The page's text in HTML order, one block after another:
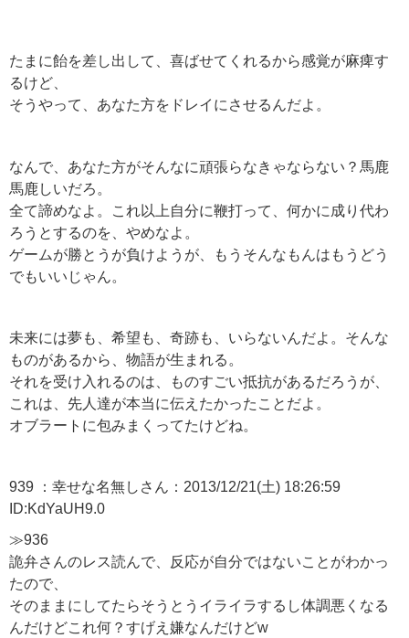
たまに飴を差し出して、喜ばせてくれるから感覚が麻痺す
るけど、
そうやって、あなた方をドレイにさせるんだよ。
なんで、あなた方がそんなに頑張らなきゃならない？馬鹿
馬鹿しいだろ。
全て諦めなよ。これ以上自分に鞭打って、何かに成り代わ
ろうとするのを、やめなよ。
ゲームが勝とうが負けようが、もうそんなもんはもうどう
でもいいじゃん。
未来には夢も、希望も、奇跡も、いらないんだよ。そんな
ものがあるから、物語が生まれる。
それを受け入れるのは、ものすごい抵抗があるだろうが、
これは、先人達が本当に伝えたかったことだよ。
オブラートに包みまくってたけどね。
939 ：幸せな名無しさん：2013/12/21(土) 18:26:59
ID:KdYaUH9.0
≫936
詭弁さんのレス読んで、反応が自分ではないことがわかっ
たので、
そのままにしてたらそうとうイライラするし体調悪くなる
んだけどこれ何？すげえ嫌なんだけどw